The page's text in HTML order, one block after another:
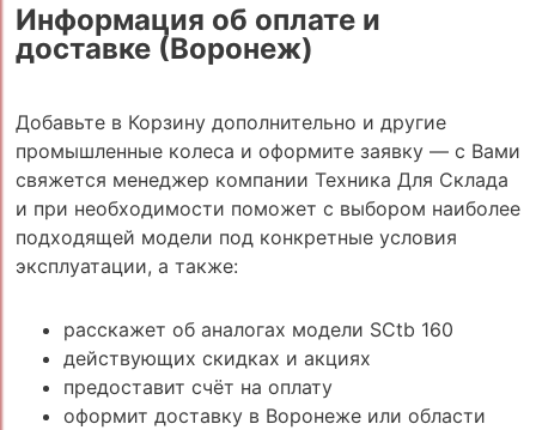
Информация об оплате и
доставке (Воронеж)
Добавьте в Корзину дополнительно и другие
промышленные колеса и оформите заявку — с Вами
свяжется менеджер компании Техника Для Склада
и при необходимости поможет с выбором наиболее
подходящей модели под конкретные условия
эксплуатации, а также:
расскажет об аналогах модели SCtb 160
действующих скидках и акциях
предоставит счёт на оплату
оформит доставку в Воронеже или области